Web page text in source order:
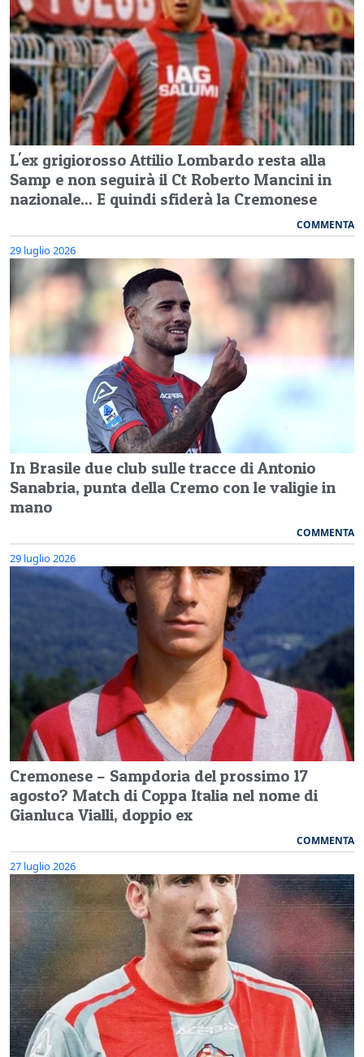
L'ex grigiorosso Attilio Lombardo resta alla
Samp e non seguirà il Ct Roberto Mancini in
nazionale... E quindi sfiderà la Cremonese
COMMENTA
29 luglio 2026
In Brasile due club sulle tracce di Antonio
Sanabria, punta della Cremo con le valigie in
mano
COMMENTA
29 luglio 2026
Cremonese – Sampdoria del prossimo 17
agosto? Match di Coppa Italia nel nome di
Gianluca Vialli, doppio ex
COMMENTA
27 luglio 2026